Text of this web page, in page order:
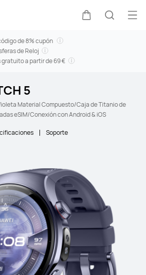
de 8% cupón
de Reloj
gratuito a partir de 69 €
5
Material Compuesto/Caja de Titanio de
eSIM/Conexión con Android & iOS
Soporte